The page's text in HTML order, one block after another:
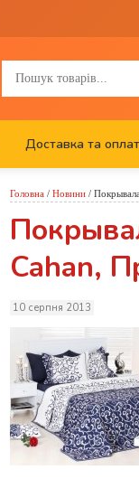
Доставка та
Головна / Новини /
Cahan,
10 серпня 2013